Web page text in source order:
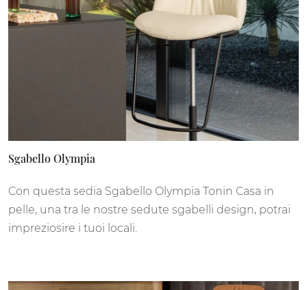
Sgabello Olympia
Con questa sedia Sgabello Olympia Tonin Casa in
pelle, una tra le nostre sedute sgabelli design, potrai
impreziosire i tuoi locali.